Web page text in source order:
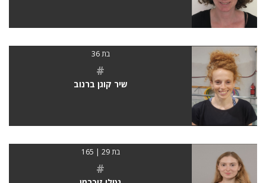
בת 36
#
שיר קוגן ברנוב
בת 29 | 165
#